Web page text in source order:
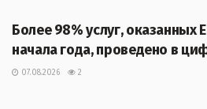
Более 98% услуг,
начала года, проведено в
07.08.2026 2